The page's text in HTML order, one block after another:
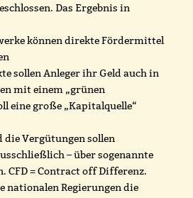
Das Ergebnis in
können direkte Fördermittel
sollen Anleger ihr Geld auch in
mit einem „grünen
eine große „Kapitalquelle“
Vergütungen sollen
– über sogenannte
CFD = Contract off Differenz.
nationalen Regierungen die